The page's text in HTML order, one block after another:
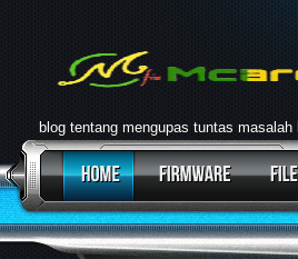
blog tentang mengupas tuntas